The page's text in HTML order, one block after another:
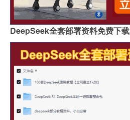
DeepSeek全套部署资料免费下载